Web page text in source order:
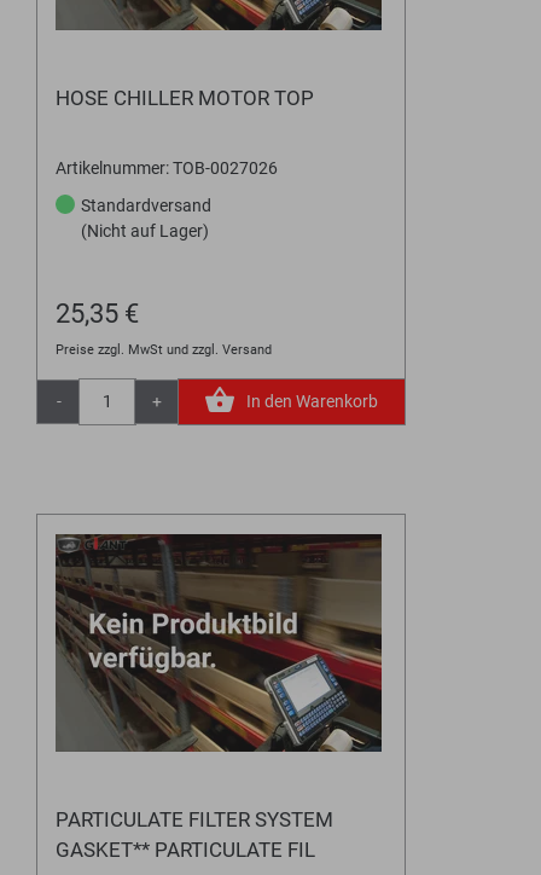
HOSE CHILLER MOTOR TOP
Artikelnummer: TOB-0027026
Standardversand
(Nicht auf Lager)
25,35 €
Preise zzgl. MwSt und zzgl. Versand
- + In den Warenkorb
PARTICULATE FILTER SYSTEM
GASKET** PARTICULATE FIL